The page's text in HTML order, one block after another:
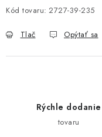
Kód tovaru: 2727-39-235
Tlač Opýtať sa
Rýchle dodanie
tovaru